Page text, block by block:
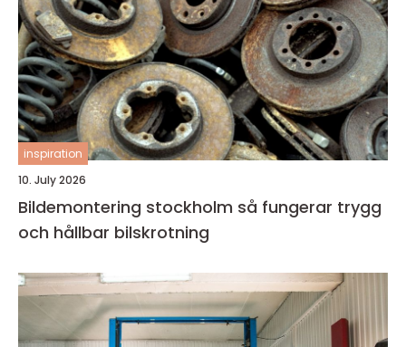
inspiration
10. July 2026
Bildemontering stockholm så fungerar trygg
och hållbar bilskrotning